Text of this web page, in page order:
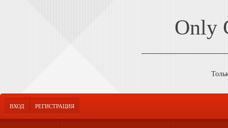
Only
ВХОД РЕГИСТРАЦИЯ